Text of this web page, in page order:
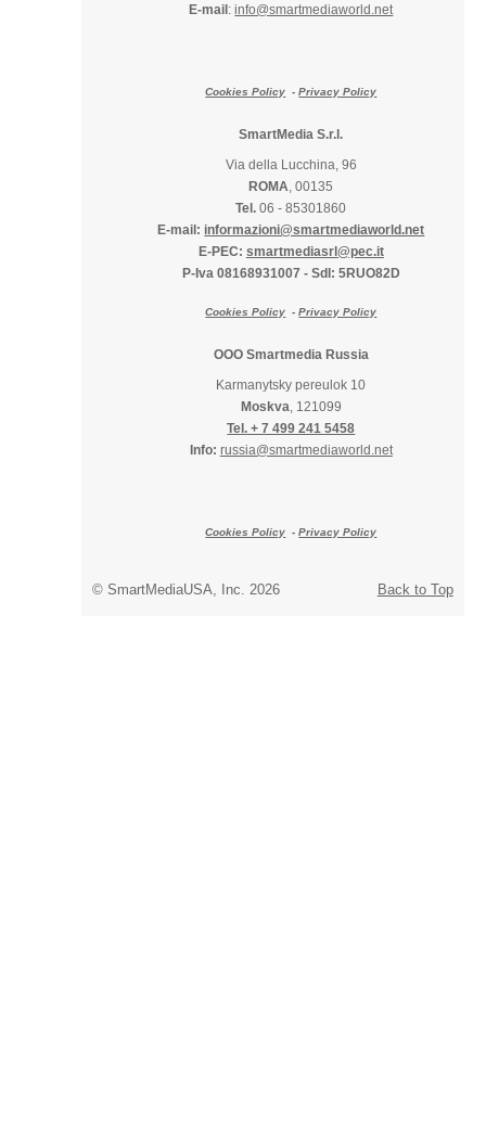
E-mail:info@smartmediaworld.net
Cookies Policy -Privacy Policy
SmartMedia S.r.l.
Via della Lucchina, 96
ROMA , 00135
Tel. 06 - 85301860
E-mail: informazioni@smartmediaworld.net
E-PEC: smartmediasrl@pec.it
P-Iva 08168931007 - SdI: 5RUO82D
Cookies Policy -Privacy Policy
OOO Smartmedia Russia
Karmanytsky pereulok 10
Moskva, 121099
Tel. + 7 499 241 5458
Info: russia@smartmediaworld.net
Cookies Policy -Privacy Policy
Back to Top
© SmartMediaUSA, Inc. 2026